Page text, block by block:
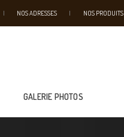
NOS ADRESSES NOS PRODUITS
GALERIE PHOTOS